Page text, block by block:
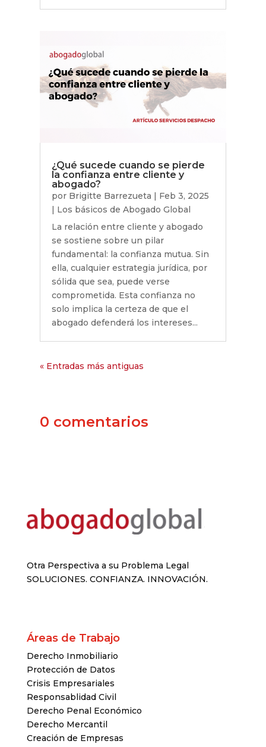
¿Qué sucede cuando se pierde
la confianza entre cliente y
abogado?
por Brigitte Barrezueta | Feb 3, 2025
| Los básicos de Abogado Global
La relación entre cliente y abogado
se sostiene sobre un pilar
fundamental: la confianza mutua. Sin
ella, cualquier estrategia jurídica, por
sólida que sea, puede verse
comprometida. Esta confianza no
solo implica la certeza de que el
abogado defenderá los intereses...
« Entradas más antiguas
0 comentarios
Otra Perspectiva a su Problema Legal
SOLUCIONES. CONFIANZA. INNOVACIÓN.
Áreas de Trabajo
Derecho Inmobiliario
Protección de Datos
Crisis Empresariales
Responsablidad Civil
Derecho Penal Económico
Derecho Mercantil
Creación de Empresas